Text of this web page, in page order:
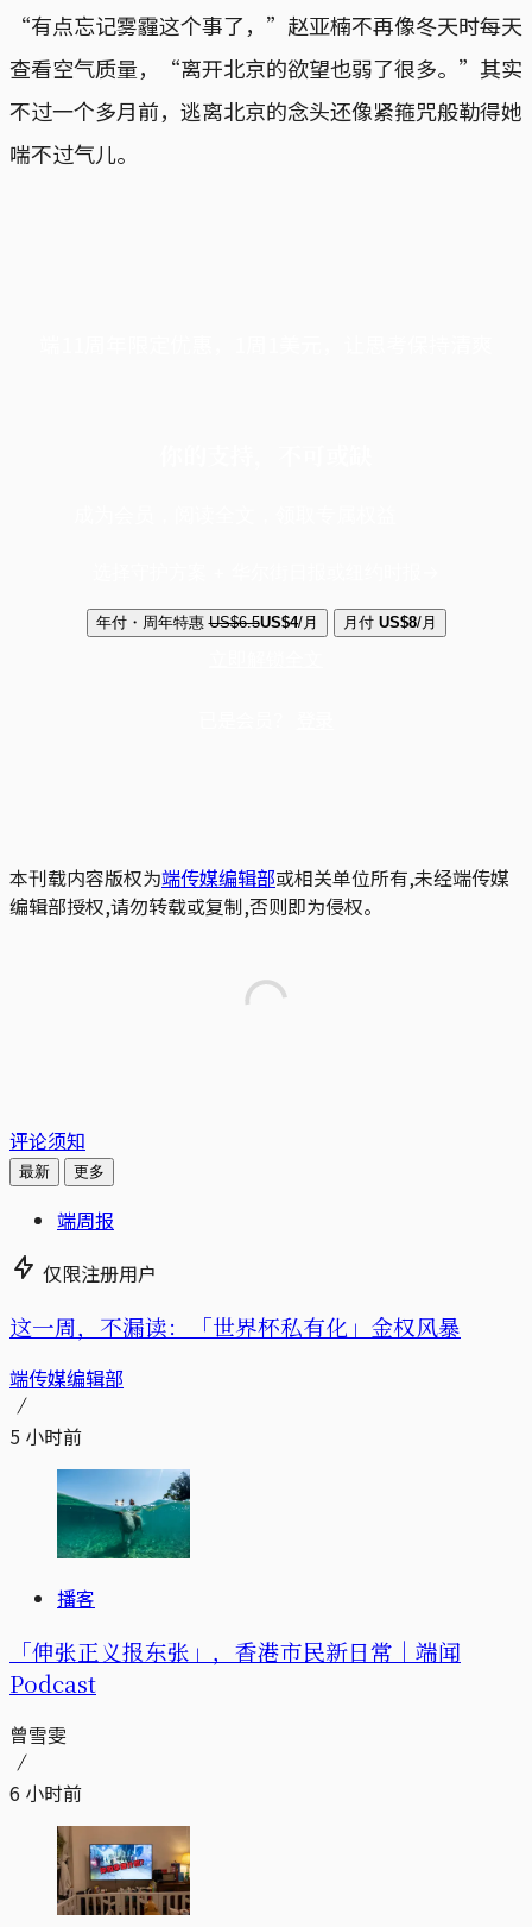
“有点忘记雾霾这个事了，”赵亚楠不再像冬天时每天
查看空气质量，“离开北京的欲望也弱了很多。”其实
不过一个多月前，逃离北京的念头还像紧箍咒般勒得她
喘不过气儿。
年付・周年特惠 US$6.5US$4/月 月付 US$8/月
本刊载内容版权为端传媒编辑部或相关单位所有,未经端传媒
编辑部授权,请勿转载或复制,否则即为侵权。
评论须知
最新 更多
端周报
仅限注册用户
这一周，不漏读：「世界杯私有化」金权风暴
端传媒编辑部
5 小时前
播客
「伸张正义报东张」，香港市民新日常｜端闻
Podcast
曾雪雯
6 小时前